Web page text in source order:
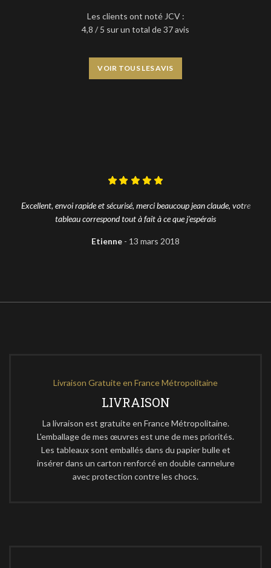
Les clients ont noté JCV :
4,8 / 5 sur un total de 37 avis
VOIR TOUS LES AVIS
Excellent, envoi rapide et sécurisé, merci beaucoup jean claude, votre
tableau correspond tout à fait à ce que j’espérais
Etienne 13 mars 2018
Livraison Gratuite en France Métropolitaine
LIVRAISON
La livraison est gratuite en France Métropolitaine.
L'emballage de mes œuvres est une de mes priorités.
Les tableaux sont emballés dans du papier bulle et
insérer dans un carton renforcé en double cannelure
avec protection contre les chocs.